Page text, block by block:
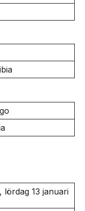
lördag 13 januari